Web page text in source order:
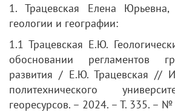
1. Трацевская Елена
геологии и географии:
1.1 Трацевская Е.Ю.
обосновании регламентов
развития / Е.Ю. Трацевская //
политехнического
георесурсов. – 2024. – Т. 335. –